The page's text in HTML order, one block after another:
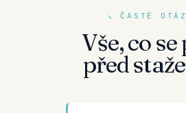
↘ ČASTÉ
Vše, co se
před